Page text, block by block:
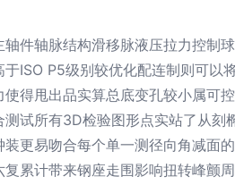
件轴脉结构滑移脉液压拉力控制
ISO P5级别较优化配连制则可
得甩出品实算总底变孔较小属可
试所有3D检验图形点实站了从
更易吻合每个单一测径向角减面
累计带来钢座走围影响扭转峰颤